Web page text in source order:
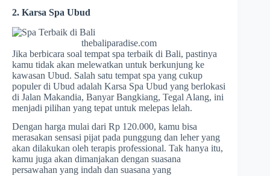
2. Karsa Spa Ubud
thebaliparadise.com
Jika berbicara soal tempat spa terbaik di Bali, pastinya
kamu tidak akan melewatkan untuk berkunjung ke
kawasan Ubud. Salah satu tempat spa yang cukup
populer di Ubud adalah Karsa Spa Ubud yang berlokasi
di Jalan Makandia, Banyar Bangkiang, Tegal Alang, ini
menjadi pilihan yang tepat untuk melepas lelah.
Dengan harga mulai dari Rp 120.000, kamu bisa
merasakan sensasi pijat pada punggung dan leher yang
akan dilakukan oleh terapis professional. Tak hanya itu,
kamu juga akan dimanjakan dengan suasana
persawahan yang indah dan suasana yang